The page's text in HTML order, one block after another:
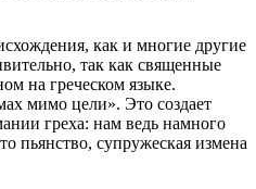
как и многие другие
так как священные
на греческом языке.
мимо цели». Это создает
греха: нам ведь намного
пьянство, супружеская измена